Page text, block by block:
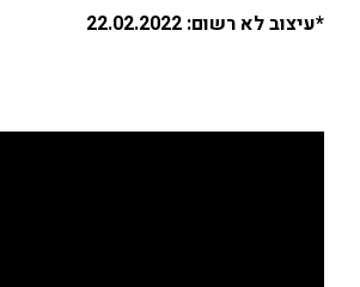
*עיצוב לא רשום: 22.02.2022